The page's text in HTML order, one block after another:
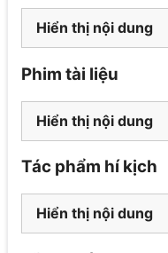
Hiển thị nội dung
Phim tài liệu
Hiển thị nội dung
Tác phẩm hí kịch
Hiển thị nội dung